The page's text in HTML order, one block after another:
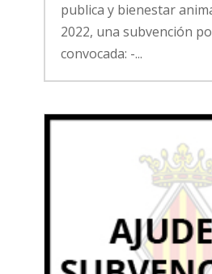
publica y bienestar
2022, una subvención
convocada: -...